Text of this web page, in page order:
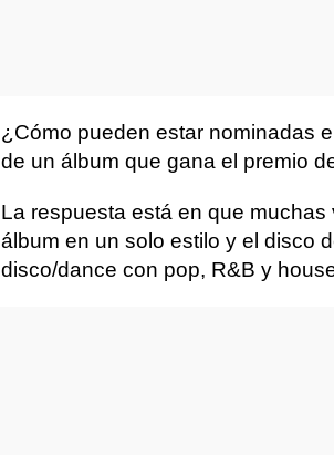
¿Cómo pueden estar nominadas
de un álbum que gana el premio
La respuesta está en que
álbum en un solo estilo y el disco
disco/dance con pop, R&B y